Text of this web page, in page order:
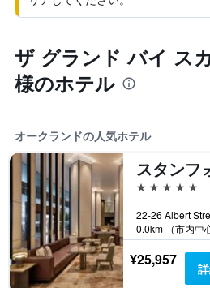
ザ グランド バイ ス
様のホテル
オークランドの人気ホテル
5つ星
0.0km （市内中
¥25,957